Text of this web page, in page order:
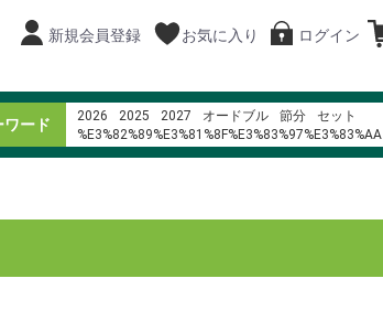
新規会員登録 お気に入り ログイン
ワード 2026 2025 2027 オードブル 節分
セット
%E3%82%89%E3%81%8F%E3%83%97%E3%83%AA